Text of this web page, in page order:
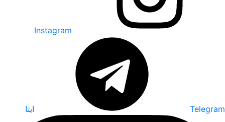
Instagram
Telegram ایتا